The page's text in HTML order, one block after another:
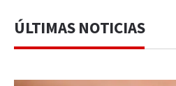
ÚLTIMAS NOTICIAS